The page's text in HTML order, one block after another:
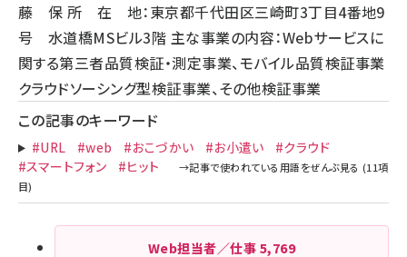
藤 保 所 在 地：東京都千代田区三崎町3丁目4番地9
号 水道橋MSビル3階 主な事業の内容：Webサービスに
関する第三者品質検証・測定事業、モバイル品質検証事業
クラウドソーシング型検証事業、その他検証事業
この記事のキーワード
#URL #web #おこづかい #お小遣い
#クラウド
#スマートフォン
#ヒット
Web担当者／仕事 5,769